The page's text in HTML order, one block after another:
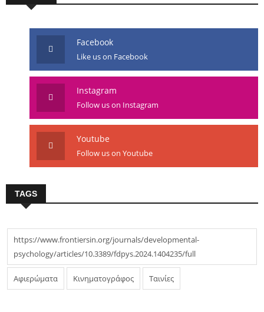
Facebook
Like us on Facebook
Instagram
Follow us on Instagram
Youtube
Follow us on Youtube
TAGS
https://www.frontiersin.org/journals/developmental-
psychology/articles/10.3389/fdpys.2024.1404235/full
Αφιερώματα Κινηματογράφος Ταινίες